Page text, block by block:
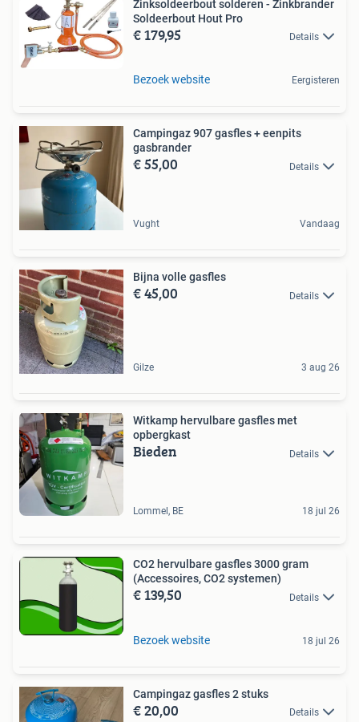
Zinksoldeerbout solderen - Zinkbrander
Soldeerbout Hout Pro
€ 179,95 Details
Bezoek website Eergisteren
Campingaz 907 gasfles + eenpits
gasbrander
€ 55,00 Details
Vught Vandaag
Bijna volle gasfles
€ 45,00 Details
Gilze 3 aug 26
Witkamp hervulbare gasfles met
opbergkast
Bieden Details
Lommel, BE 18 jul 26
CO2 hervulbare gasfles 3000 gram
(Accessoires, CO2 systemen)
€ 139,50 Details
Bezoek website 18 jul 26
Campingaz gasfles 2 stuks
€ 20,00 Details